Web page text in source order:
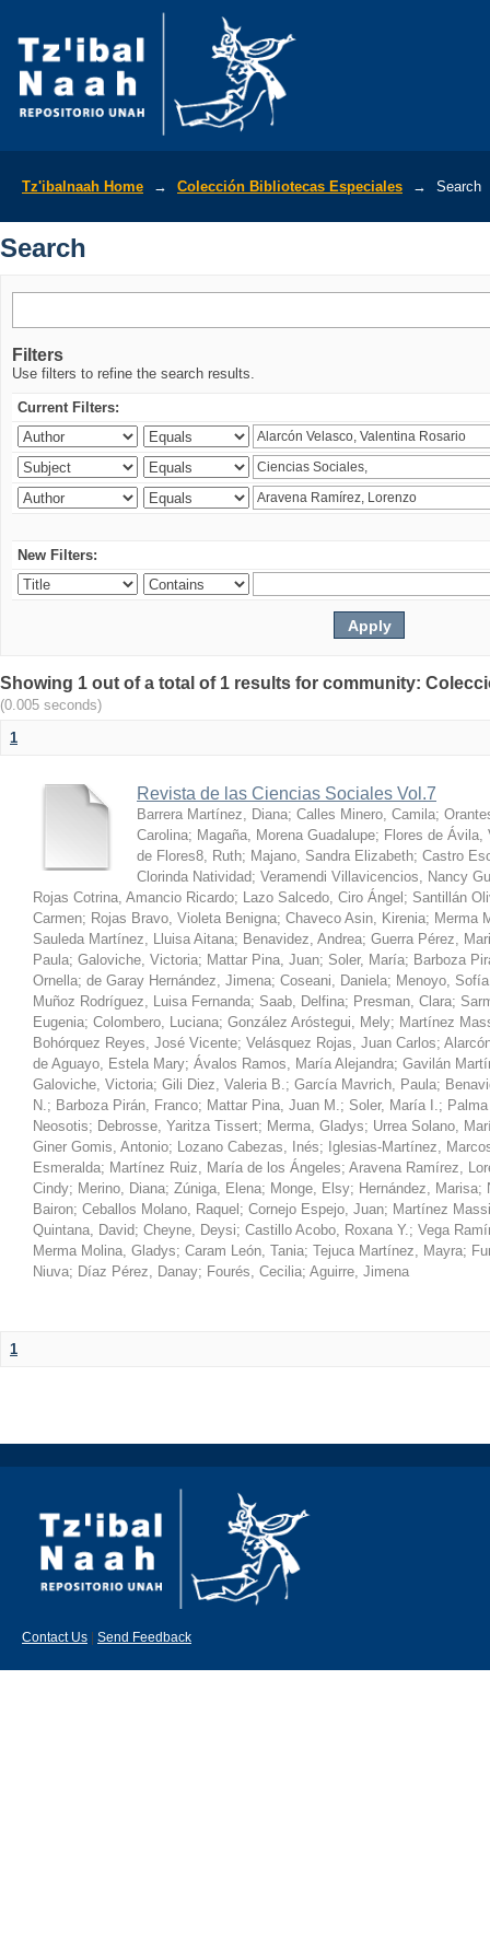
Tz'ibalnaah Home → Colección Bibliotecas Especiales → Search
Search
Filters
Use filters to refine the search results.
Current Filters:
New Filters:
Showing 1 out of a total of 1 results for community:
(0.005 seconds)
1
Revista de las Ciencias Sociales Vol.7
Barrera Martínez, Diana; Calles Minero, Camila;
Carolina; Magaña, Morena Guadalupe; Flores de Ávila,
de Flores8, Ruth; Majano, Sandra Elizabeth; Castro
Clorinda Natividad; Veramendi Villavicencios, Nancy
Rojas Cotrina, Amancio Ricardo; Lazo Salcedo, Ciro Ángel ; Santillán
Carmen; Rojas Bravo, Violeta Benigna; Chaveco Asin, Kirenia; Merma
Sauleda Martínez, Lluisa Aitana; Benavidez, Andrea; Guerra Pérez,
Paula; Galoviche, Victoria; Mattar Pina, Juan; Soler, María; Barboza
Ornella; de Garay Hernández, Jimena; Coseani, Daniela; Menoyo, Sofía
Muñoz Rodríguez, Luisa Fernanda; Saab, Delfina; Presman, Clara;
Eugenia; Colombero, Luciana; González Aróstegui, Mely; Martínez
Bohórquez Reyes, José Vicente; Velásquez Rojas, Juan Carlos;
de Aguayo, Estela Mary; Ávalos Ramos, María Alejandra; Gavilán
Galoviche, Victoria; Gili Diez, Valeria B.; García Mavrich, Paula;
N.; Barboza Pirán, Franco; Mattar Pina, Juan M.; Soler, María I.;
Neosotis; Debrosse, Yaritza Tissert; Merma, Gladys; Urrea Solano,
Giner Gomis, Antonio; Lozano Cabezas, Inés; Iglesias-Martínez,
Esmeralda; Martínez Ruiz, María de los Ángeles; Aravena Ramírez,
Cindy; Merino, Diana; Zúniga, Elena; Monge, Elsy; Hernández, Marisa;
Bairon; Ceballos Molano, Raquel ; Cornejo Espejo, Juan; Martínez
Quintana, David; Cheyne, Deysi; Castillo Acobo, Roxana Y.; Vega
Merma Molina, Gladys; Caram León, Tania; Tejuca Martínez, Mayra;
Niuva; Díaz Pérez, Danay; Fourés, Cecilia; Aguirre, Jimena
1
Contact Us Send Feedback